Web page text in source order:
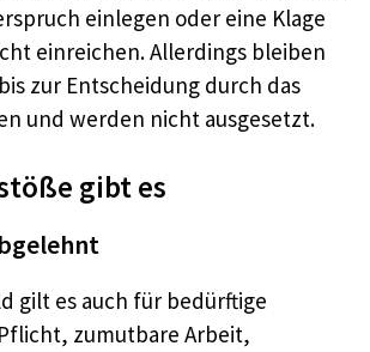
einlegen oder eine Klage
einreichen. Allerdings bleiben
zur Entscheidung durch das
und werden nicht ausgesetzt.
gibt es
gilt es auch für bedürftige
zumutbare Arbeit,